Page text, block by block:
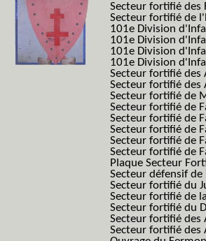
Secteur fortifié des
Secteur fortifié de
101e Division
101e Division
101e Division
101e Division
Secteur fortifié des
Secteur fortifié des
Secteur fortifié de
Secteur fortifié de
Secteur fortifié de
Secteur fortifié de
Secteur fortifié de
Secteur fortifié de
Plaque Secteur
Secteur défensif de
Secteur fortifié du
Secteur fortifié de
Secteur fortifié du
Secteur fortifié des
Secteur fortifié des